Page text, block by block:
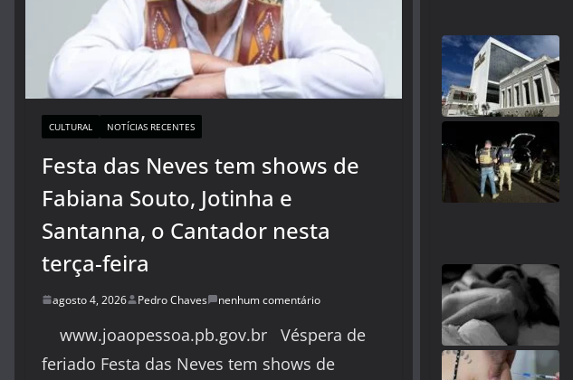
CULTURAL NOTÍCIAS RECENTES
Festa das Neves tem shows de
Fabiana Souto, Jotinha e
Santanna, o Cantador nesta
terça-feira
agosto 4, 2026 Pedro Chaves nenhum comentário
www.joaopessoa.pb.gov.br Véspera de
feriado Festa das Neves tem shows de